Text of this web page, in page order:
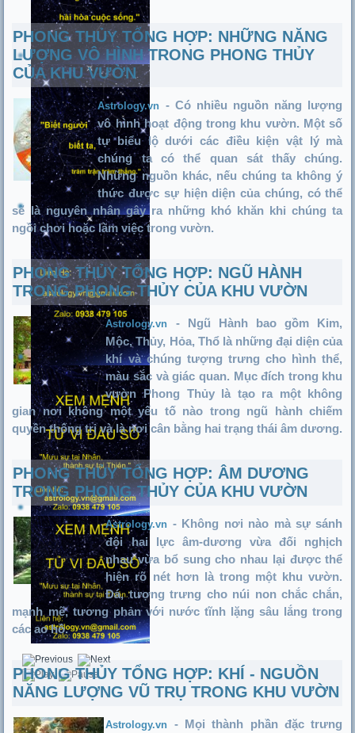
PHONG THỦY TỔNG HỢP: NHỮNG NĂNG
LƯỢNG VÔ HÌNH TRONG PHONG THỦY
CỦA KHU VƯỜN
Astrology.vn - Có nhiều nguồn năng lượng
vô hình hoạt động trong khu vườn. Một số
tự biểu lộ dưới các điều kiện vật lý mà
chúng ta có thể quan sát thấy chúng.
Những nguồn khác, nếu chúng ta không ý
thức được sự hiện diện của chúng, có thể
sẽ là nguyên nhân gây ra những khó khăn khi chúng ta
ngồi chơi hoặc làm việc trong vườn.
PHONG THỦY TỔNG HỢP: NGŨ HÀNH
TRONG PHONG THỦY CỦA KHU VƯỜN
Astrology.vn - Ngũ Hành bao gồm Kim,
Mộc, Thủy, Hỏa, Thổ là những đại diện của
khí và chúng tượng trưng cho hình thể,
màu sắc và giác quan. Mục đích trong khu
vườn Phong Thủy là tạo ra một không
gian nơi không một yếu tố nào trong ngũ hành chiếm
quyền thống trị và là nơi cân bằng hai trạng thái âm dương.
PHONG THỦY TỔNG HỢP: ÂM DƯƠNG
TRONG PHONG THỦY CỦA KHU VƯỜN
Astrology.vn - Không nơi nào mà sự sánh
đôi hai lực âm-dương vừa đối nghịch
nhau vừa bổ sung cho nhau lại được thể
hiện rõ nét hơn là trong một khu vườn.
Đá, tượng trưng cho núi non chắc chắn,
mạnh mẽ, tương phản với nước tĩnh lặng sâu lắng trong
các ao hồ.
PHONG THỦY TỔNG HỢP: KHÍ - NGUỒN
NĂNG LƯỢNG VŨ TRỤ TRONG KHU VƯỜN
Astrology.vn - Mọi thành phần đặc trưng